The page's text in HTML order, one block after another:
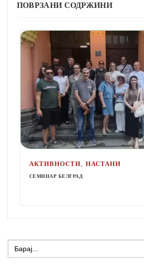
ПОВРЗАНИ СОДРЖИНИ
АКТИВНОСТИ, НАСТАНИ
СЕМИНАР БЕЛГРАД
Search
for: